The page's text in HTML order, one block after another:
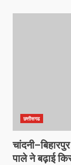
छत्तीसगढ
पाले ने बढ़ाई